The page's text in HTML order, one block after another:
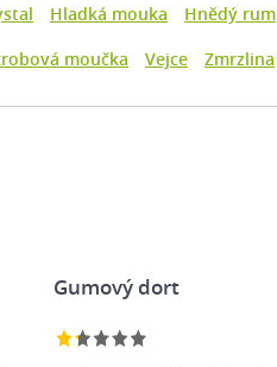
Hladká mouka Hnědý rum
moučka Vejce Zmrzlina
Gumový dort